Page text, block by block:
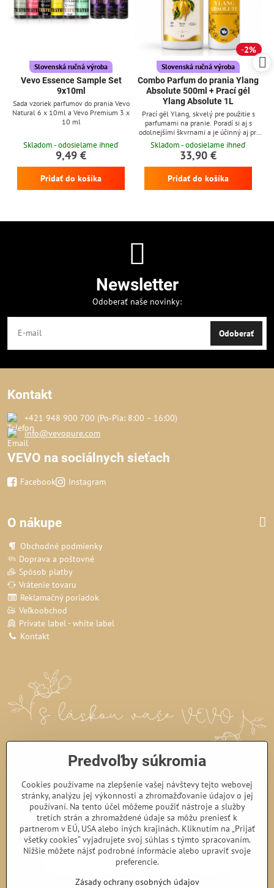
Slovenská ručná výroba
Vevo Essence Sample Set
9x10ml
Sada vzoriek parfumov do prania Vevo
Natural 6 x 10ml a Vevo Premium 3 x
10 ml
Skladom - odosielame ihneď
9,49 €
Pridať do košíka
2%
Slovenská ručná výroba
Combo Parfum do prania Ylang
Absolute 500ml + Prací gél
Ylang Absolute 1L
Prací gél Ylang, skvelý pre použitie s
parfumami na pranie. Poradí si aj s
odolnejšími škvrnami a je účinný aj pri
nízkych teplotách
Skladom - odosielame ihneď
33,90 €
Pridať do košíka
Newsletter
Odoberať naše novinky:
Odoberať
Kontakt
+421 948 900 700 (Po‑Pia: 8:00 – 16:00)
info@vevopure.com
VEVO na sociálnych sieťach
Facebook Instagram
O nákupe
Obchodné podmienky
Doprava a poštovné
Spôsob platby
Vrátenie tovaru
Reklamačný poriadok
Veľkoobchod
Private label - white label
Kontakt
Predvoľby súkromia
Cookies používame na zlepšenie vašej návštevy tejto webovej
stránky, analýzu jej výkonnosti a zhromažďovanie údajov o jej
používaní. Na tento účel môžeme použiť nástroje a služby
tretích strán a zhromaždené údaje sa môžu preniesť k
partnerom v EÚ, USA alebo iných krajinách. Kliknutím na „Prijať
všetky cookies“ vyjadrujete svoj súhlas s týmto spracovaním.
Nižšie môžete nájsť podrobné informácie alebo upraviť svoje
preferencie.
Zásady ochrany osobných údajov